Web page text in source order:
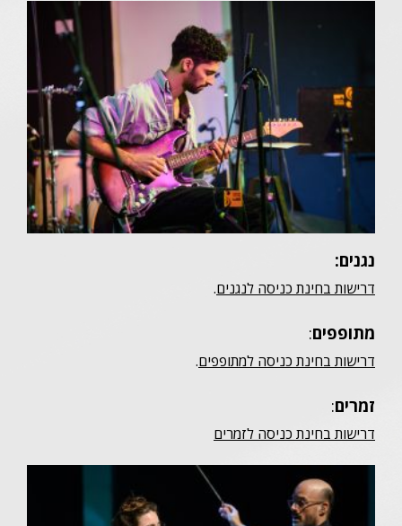
נגנים:
דרישות בחינת כניסה לנגנים.
מתופפים:
דרישות בחינת כניסה למתופפים.
זמרים:
דרישות בחינת כניסה לזמרים